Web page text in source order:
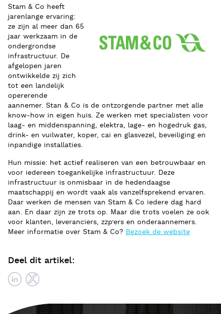
Stam & Co heeft
jarenlange ervaring:
ze zijn al meer dan 65
jaar werkzaam in de
ondergrondse
infrastructuur. De
afgelopen jaren
ontwikkelde zij zich
tot een landelijk
opererende
aannemer. Stan & Co is de ontzorgende partner met alle
know-how in eigen huis. Ze werken met specialisten voor
laag- en middenspanning, elektra, lage- en hogedruk gas,
drink- en vuilwater, koper, cai en glasvezel, beveiliging en
inpandige installaties.
Hun missie: het actief realiseren van een betrouwbaar en
voor iedereen toegankelijke infrastructuur. Deze
infrastructuur is onmisbaar in de hedendaagse
maatschappij en wordt vaak als vanzelfsprekend ervaren.
Daar werken de mensen van Stam & Co iedere dag hard
aan. En daar zijn ze trots op. Maar die trots voelen ze ook
voor klanten, leveranciers, zzp’ers en onderaannemers.
Meer informatie over Stam & Co? Bezoek de website
Deel dit artikel: